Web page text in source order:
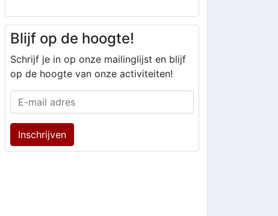
Blijf op de hoogte!
Schrijf je in op onze mailinglijst en blijf
op de hoogte van onze activiteiten!
Inschrijven